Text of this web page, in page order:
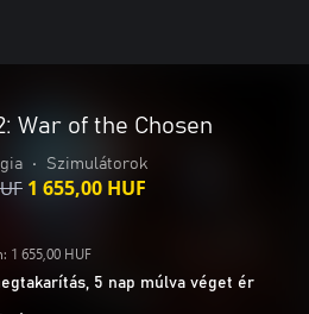
War of the Chosen
• Szimulátorok
1 655,00 HUF
1 655,00 HUF
5 nap múlva véget ér